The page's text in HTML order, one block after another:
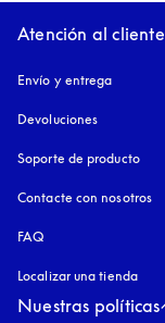
Atención al cliente
Envío y entrega
Devoluciones
Soporte de producto
Contacte con nosotros
FAQ
Localizar una tienda
Nuestras políticas